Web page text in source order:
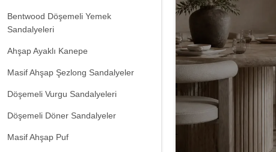
Bentwood Döşemeli Yemek
Sandalyeleri
Ahşap Ayaklı Kanepe
Masif Ahşap Şezlong Sandalyeler
Döşemeli Vurgu Sandalyeleri
Döşemeli Döner Sandalyeler
Masif Ahşap Puf